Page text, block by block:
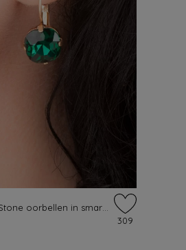
Cushion Cut Stone oorbellen in smaragdgroen
309